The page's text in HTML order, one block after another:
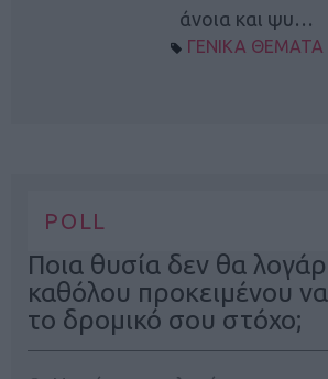
άνοια και ψυ…
ΓΕΝΙΚΑ ΘΕΜΑΤΑ
POLL
Ποια θυσία δεν θα
καθόλου προκειμένου να
το δρομικό σου στόχο;